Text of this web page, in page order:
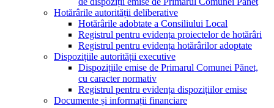
Hotărârile autorității deliberative
Hotărârile adobtate a Consiliului Local
Registrul pentru evidența proiectelor de hotărâri
Registrul pentru evidența hotărârilor adoptate
Dispozițiile autorității executive
Dispozițiile emise de Primarul Comunei Pănet,
cu caracter normativ
Registrul pentru evidența dispozițiilor emise
Documente și informații financiare